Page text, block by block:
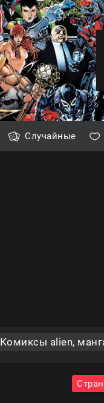
Случайные
Комиксы alien,